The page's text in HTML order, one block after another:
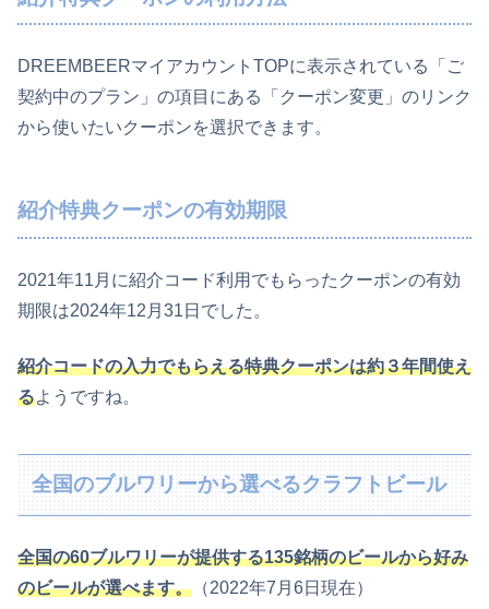
DREEMBEERマイアカウントTOPに表示されている「ご
契約中のプラン」の項目にある「クーポン変更」のリンク
から使いたいクーポンを選択できます。
紹介特典クーポンの有効期限
2021年11月に紹介コード利用でもらったクーポンの有効
期限は2024年12月31日でした。
紹介コードの入力でもらえる特典クーポンは約３年間使え
るようですね。
全国のブルワリーから選べるクラフトビール
全国の60ブルワリーが提供する135銘柄のビールから好み
のビールが選べます。 （2022年7月6日現在）